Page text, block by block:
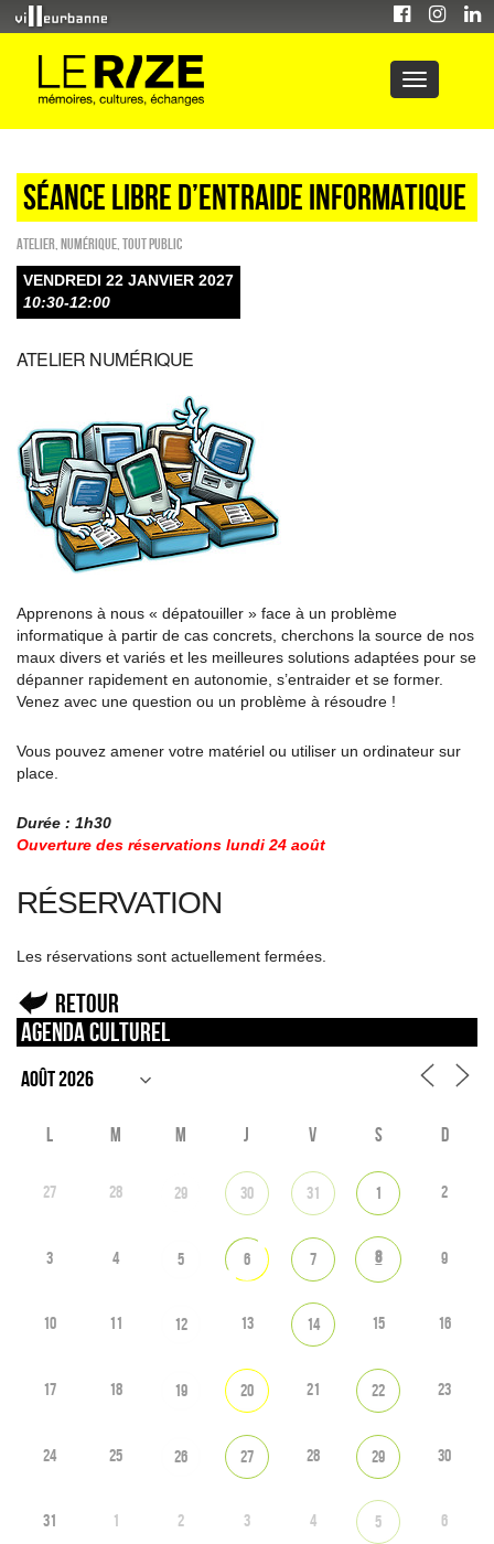
Séance libre d’entraide informatique
Atelier Numérique Tout public
VENDREDI 22 JANVIER 2027
10:30-12:00
ATELIER NUMÉRIQUE
Apprenons à nous « dépatouiller » face à un problème
informatique à partir de cas concrets, cherchons la source de nos
maux divers et variés et les meilleures solutions adaptées pour se
dépanner rapidement en autonomie, s’entraider et se former.
Venez avec une question ou un problème à résoudre !
Vous pouvez amener votre matériel ou utiliser un ordinateur sur
place.
Durée : 1h30
Ouverture des réservations lundi 24 août
RÉSERVATION
Les réservations sont actuellement fermées.
Retour
Agenda culturel
L M M J V S D
27 28 29 30 31 1 2
3 4 5 6 7 8 9
10 11 12 13 14 15 16
17 18 19 20 21 22 23
24 25 26 27 28 29 30
31 1 2 3 4 5 6